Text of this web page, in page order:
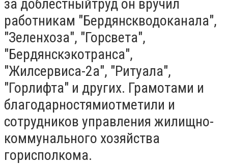
за доблестныйтруд он вручил
работникам "Бердянскводоканала",
"Зеленхоза", "Горсвета",
"Бердянскэкотранса",
"Жилсервиса-2а", "Ритуала",
"Горлифта" и других. Грамотами и
благодарностямиотметили и
сотрудников управления жилищно-
коммунального хозяйства
горисполкома.